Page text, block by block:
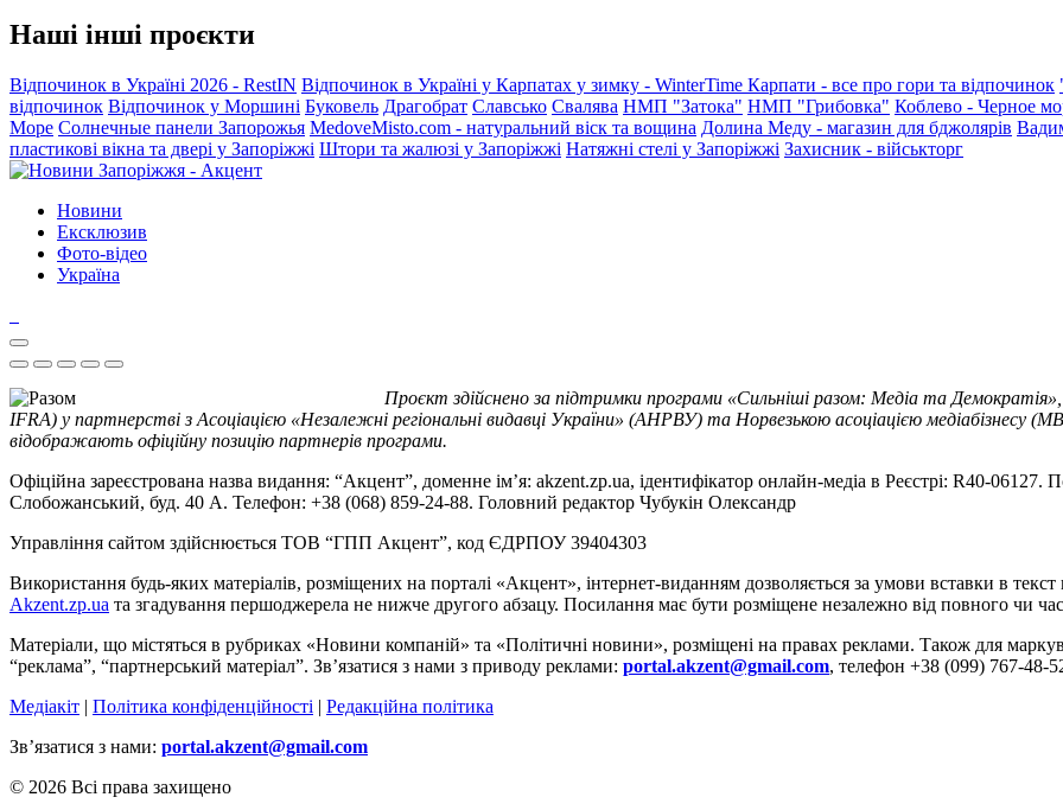
Наші інші проєкти
Відпочинок в Україні 2026 - RestIN Відпочинок в Україні у Карпатах у зимку - WinterTime Карпати - все про гори та відпочинок
відпочинок Відпочинок у Моршині Буковель Драгобрат Славсько Свалява НМП "Затока" НМП "Грибовка" Коблево - Черное
Море Солнечные панели Запорожья MedoveMisto.com - натуральний віск та вощина Долина Меду - магазин для бджолярів
пластикові вікна та двері у Запоріжжі Штори та жалюзі у Запоріжжі Натяжні стелі у Запоріжжі Захисник - військторг
Новини
Ексклюзив
Фото-відео
Україна
Проєкт здійснено за підтримки програми «Сильніші разом: Медіа та
IFRA) у партнерстві з Асоціацією «Незалежні регіональні видавці України» (АНРВУ) та Норвезькою асоціацією медіабізнесу
відображають офіційну позицію партнерів програми.
Офіційна зареєстрована назва видання: “Акцент”, доменне ім’я: akzent.zp.ua, ідентифікатор онлайн-медіа в Реєстрі: R40-
Слобожанський, буд. 40 А. Телефон: +38 (068) 859-24-88. Головний редактор Чубукін Олександр
Управління сайтом здійснюється ТОВ “ГПП Акцент”, код ЄДРПОУ 39404303
Використання будь-яких матеріалів, розміщених на порталі «Акцент», інтернет-виданням дозволяється за умови вставки в
Akzent.zp.ua та згадування першоджерела не нижче другого абзацу. Посилання має бути розміщене незалежно від повного чи
Матеріали, що містяться в рубриках «Новини компаній» та «Політичні новини», розміщені на правах реклами. Також для
“реклама”, “партнерський матеріал”. Зв’язатися з нами з приводу реклами: portal.akzent@gmail.com, телефон +38 (099) 767-48-
Медіакіт | Політика конфіденційності | Редакційна політика
Зв’язатися з нами: portal.akzent@gmail.com
© 2026 Всі права захищено